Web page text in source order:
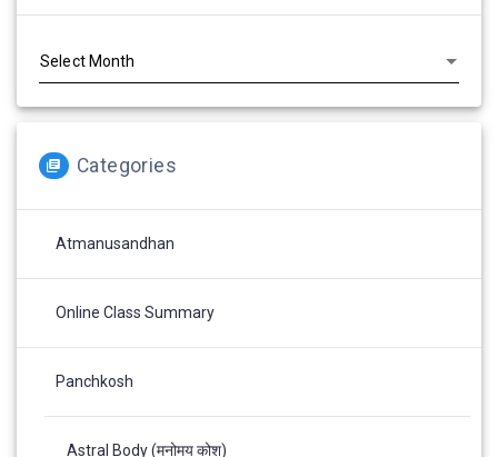
Categories
Atmanusandhan
Online Class Summary
Panchkosh
Astral Body (मनोमय कोश)